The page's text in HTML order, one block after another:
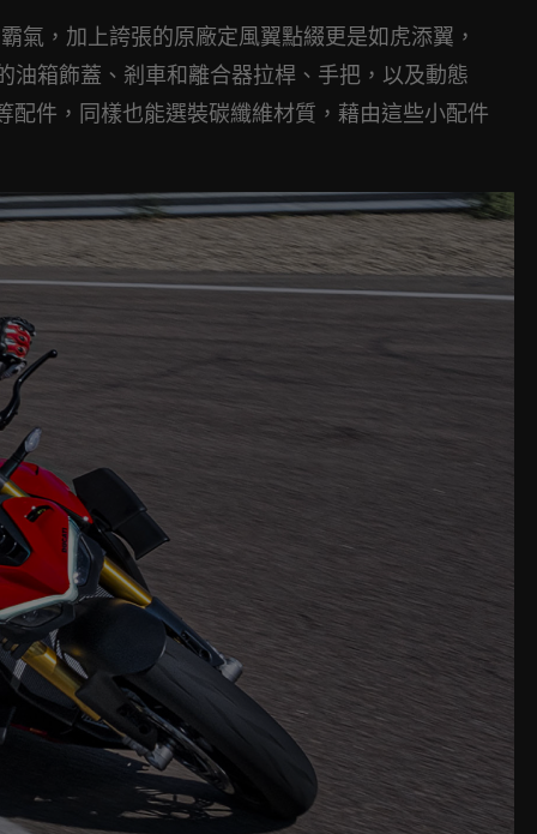
氣，加上誇張的原廠定風翼點綴更是如虎添翼，
油箱飾蓋、剎車和離合器拉桿、手把，以及動態
件，同樣也能選裝碳纖維材質，藉由這些小配件